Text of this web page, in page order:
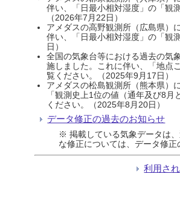
伴い、「日最小相対湿度」の「観
（2026年7月22日）
アメダスの高野観測所（広島県）
伴い、「日最小相対湿度」の「観
日）
全国の気象台等における過去の気
施しました。これに伴い、「地点
覧ください。（2025年9月17日）
アメダスの松島観測所（熊本県）
「観測史上1位の値（通年及び8
ください。（2025年8月20日）
データ修正の過去のお知らせ
※ 掲載している気象データは
な修正については、データ修正
利用さ